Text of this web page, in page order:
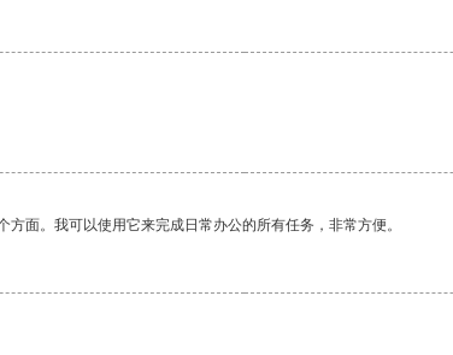
面。我可以使用它来完成日常办公的所有任务，非常方便。